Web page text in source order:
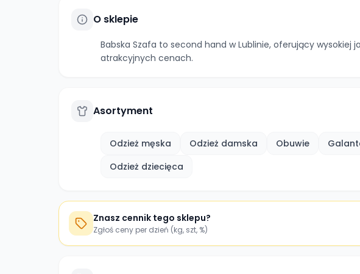
O sklepie
Babska Szafa to second hand w Lublinie, oferujący wysokiej
atrakcyjnych cenach.
Asortyment
Odzież męska Odzież damska Obuwie
Odzież dziecięca
Znasz cennik tego sklepu?
Zgłoś ceny per dzień (kg, szt, %)